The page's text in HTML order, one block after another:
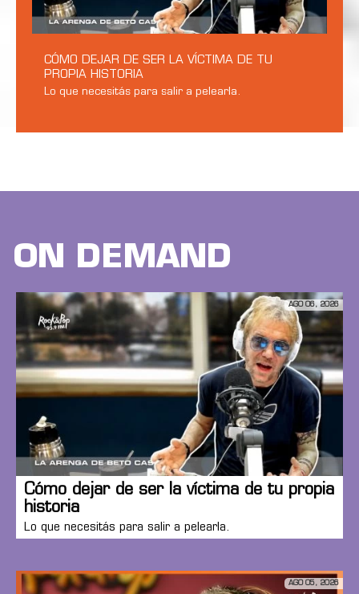
CÓMO DEJAR DE SER LA VÍCTIMA DE TU
PROPIA HISTORIA
Lo que necesitás para salir a pelearla.
ON DEMAND
AGO 06, 2026
Cómo dejar de ser la víctima de tu propia
historia
Lo que necesitás para salir a pelearla.
AGO 05, 2026